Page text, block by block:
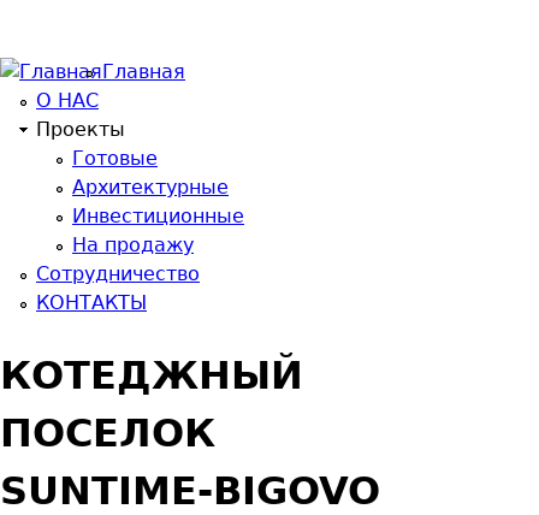
Главная
О НАС
Проекты
Готовые
Архитектурные
Инвестиционные
На продажу
Сотрудничество
КОНТАКТЫ
КОТЕДЖНЫЙ
ПОСЕЛОК
SUNTIME-BIGOVO